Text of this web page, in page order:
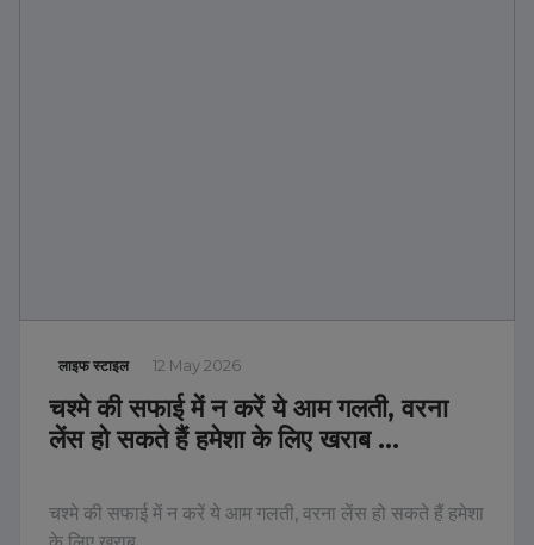
लाइफ स्टाइल 12 May 2026
चश्मे की सफाई में न करें ये आम गलती, वरना
लेंस हो सकते हैं हमेशा के लिए खराब …
चश्मे की सफाई में न करें ये आम गलती, वरना लेंस हो सकते हैं हमेशा